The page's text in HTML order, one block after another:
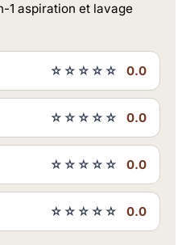
1 aspiration et lavage
☆☆☆☆☆ 0.0
☆☆☆☆☆ 0.0
☆☆☆☆☆ 0.0
☆☆☆☆☆ 0.0